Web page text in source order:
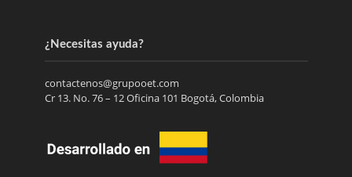
¿Necesitas ayuda?
contactenos@grupooet.com
Cr 13. No. 76 – 12 Oficina 101 Bogotá, Colombia